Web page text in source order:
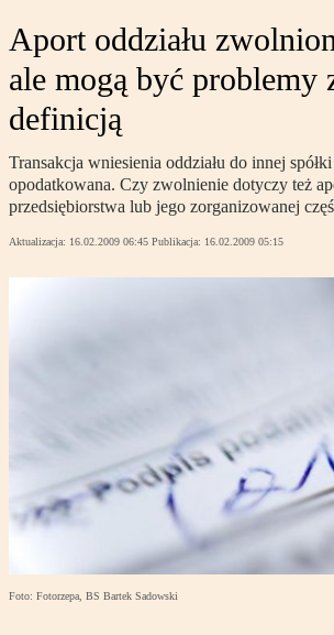
Aport oddziału
ale mogą być problemy
definicją
Transakcja wniesienia oddziału do innej
opodatkowana. Czy zwolnienie dotyczy też
przedsiębiorstwa lub jego zorganizowanej
Aktualizacja: 16.02.2009 06:45 Publikacja: 16.02.2009 05:15
Foto: Fotorzepa, BS Bartek Sadowski